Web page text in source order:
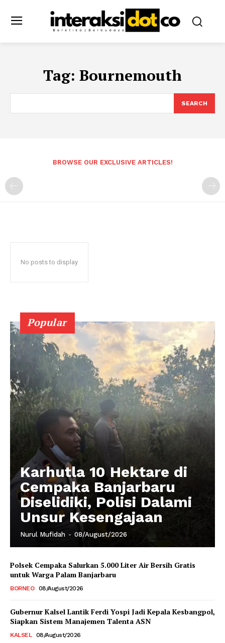
Tag: Bournemouth
SEARCH
BROWSE OUR EXCLUSIVE ARTICLES!
No posts to display
Popular
Karhutla 10 Hektare di
Cempaka Banjarbaru
Diselidiki, Polisi Dalami
Unsur Kesengajaan
Nurul Mufidah - 08/August/2026
Polsek Cempaka Salurkan 5.000 Liter Air Bersih Gratis
untuk Warga Palam Banjarbaru
BORNEO 08/August/2026
Gubernur Kalsel Lantik Ferdi Yospi Jadi Kepala Kesbangpol,
Siapkan Sistem Manajemen Talenta ASN
KALSEL 08/August/2026